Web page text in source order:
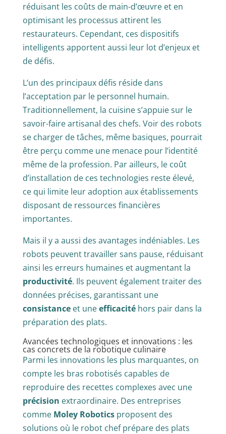
réduisant les coûts de main-d’œuvre et en
optimisant les processus attirent les
restaurateurs. Cependant, ces dispositifs
intelligents apportent aussi leur lot d’enjeux et
de défis.
L’un des principaux défis réside dans
l’acceptation par le personnel humain.
Traditionnellement, la cuisine s’appuie sur le
savoir-faire artisanal des chefs. Voir des robots
se charger de tâches, même basiques, pourrait
être perçu comme une menace pour l’identité
même de la profession. Par ailleurs, le coût
d’installation de ces technologies reste élevé,
ce qui limite leur adoption aux établissements
disposant de ressources financières
importantes.
Mais il y a aussi des avantages indéniables. Les
robots peuvent travailler sans pause, réduisant
ainsi les erreurs humaines et augmentant la
productivité. Ils peuvent également traiter des
données précises, garantissant une
consistanceet uneefficacitéhors pair dans la
préparation des plats.
Avancées technologiques et innovations : les
cas concrets de la robotique culinaire
Parmi les innovations les plus marquantes, on
compte les bras robotisés capables de
reproduire des recettes complexes avec une
précision extraordinaire. Des entreprises
comme Moley Roboticsproposent des
solutions où le robot chef prépare des plats